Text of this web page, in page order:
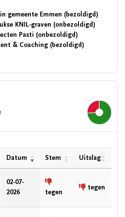
gemeente Emmen (bezoldigd)
KNIL-graven (onbezoldigd)
Pasti (onbezoldigd)
& Coaching (bezoldigd)
73.9%
Datum Stem Uitslag
02-07-
2026
tegen
tegen